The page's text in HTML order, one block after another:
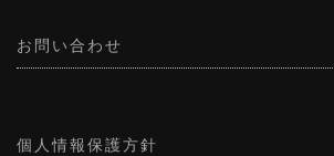
お問い合わせ
個人情報保護方針